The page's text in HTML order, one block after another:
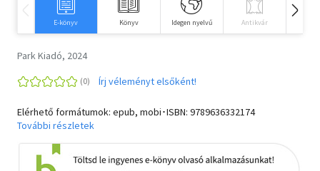
E-könyv Könyv Idegen nyelvű Antikvár
Park Kiadó, 2024
Írj véleményt elsőként!
Elérhető formátumok: epub, mobi･ISBN: 9789636332174
További részletek